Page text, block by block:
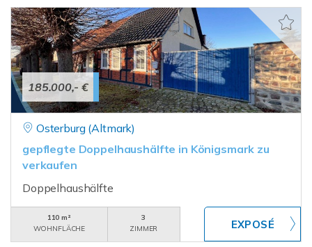
185.000,- €
Osterburg (Altmark)
gepflegte Doppelhaushälfte in Königsmark zu
verkaufen
Doppelhaushälfte
110 m²
WOHNFLÄCHE
3
ZIMMER